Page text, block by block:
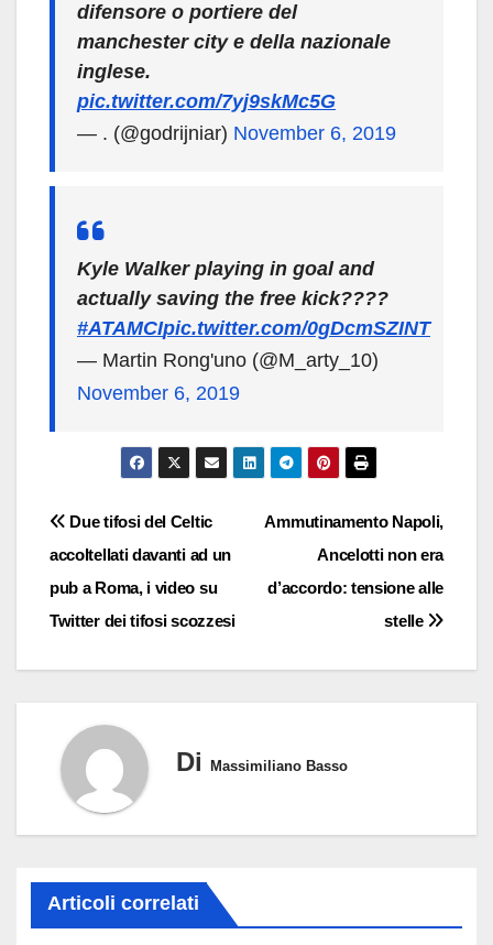
difensore o portiere del
manchester city e della nazionale
inglese.
pic.twitter.com/7yj9skMc5G
— . (@godrijniar) November 6, 2019
Kyle Walker playing in goal and
actually saving the free kick????
#ATAMCIpic.twitter.com/0gDcmSZINT
— Martin Rong'uno (@M_arty_10)
November 6, 2019
Navigazione
articoli
Ammutinamento Napoli,
Ancelotti non era
d’accordo: tensione alle
stelle
Due tifosi del Celtic
accoltellati davanti ad un
pub a Roma, i video su
Twitter dei tifosi scozzesi
Di Massimiliano Basso
Articoli correlati